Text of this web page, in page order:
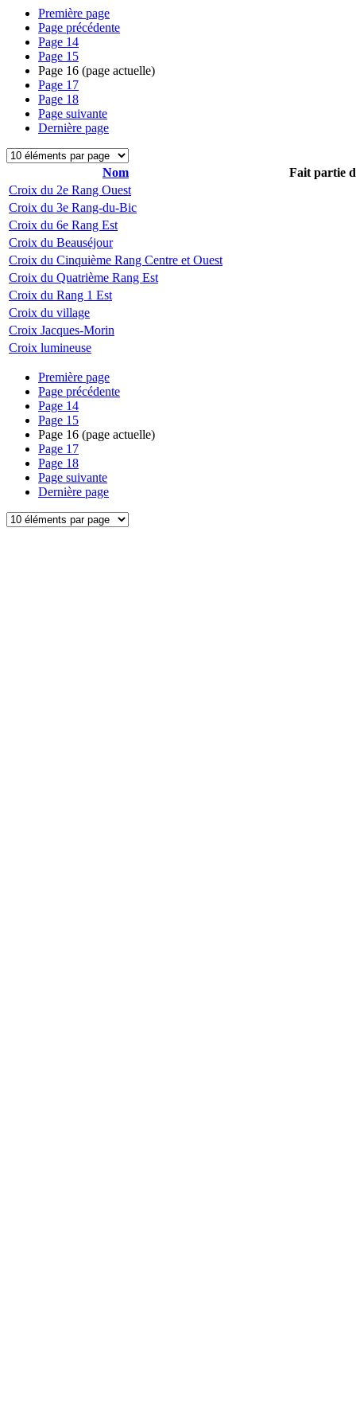
Première page
Page précédente
Page 14
Page 15
Page 16 (page actuelle)
Page 17
Page 18
Page suivante
Dernière page
Nom
Fait partie
Croix du 2e Rang Ouest
Croix du 3e Rang-du-Bic
Croix du 6e Rang Est
Croix du Beauséjour
Croix du Cinquième Rang Centre et Ouest
Croix du Quatrième Rang Est
Croix du Rang 1 Est
Croix du village
Croix Jacques-Morin
Croix lumineuse
Première page
Page précédente
Page 14
Page 15
Page 16 (page actuelle)
Page 17
Page 18
Page suivante
Dernière page